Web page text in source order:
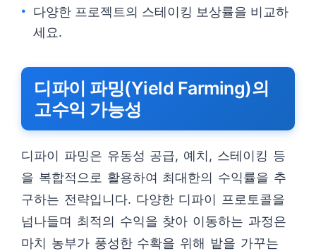
다양한 프로젝트의 스테이킹 보상률을 비교하
세요.
디파이 파밍(Yield Farming)의
고수익 가능성
디파이 파밍은 유동성 공급, 예치, 스테이킹 등
을 복합적으로 활용하여 최대한의 수익률을 추
구하는 전략입니다. 다양한 디파이 프로토콜을
넘나들며 최적의 수익을 찾아 이동하는 과정은
마치 농부가 풍성한 수확을 위해 밭을 가꾸는